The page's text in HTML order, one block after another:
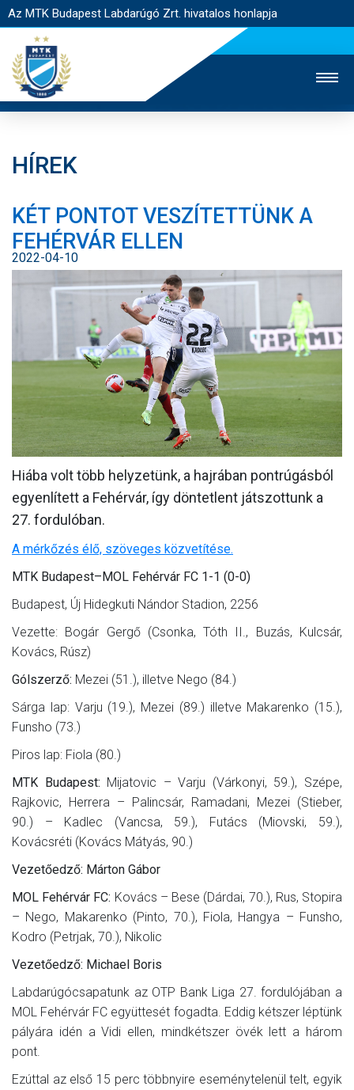
Az MTK Budapest Labdarúgó Zrt. hivatalos honlapja
JEGYÉRTÉKESÍTÉS
WEBSHOP
STADION
EGYESÜLET
NYITÓLAP
HÍREK
CSAPATOK
MÉRKŐZÉSEK
KLUB
GALÉRIA
SZURKOLÓI ÉLMÉNYEK
AKKREDITÁCIÓ
HÍREK
KÉT PONTOT VESZÍTETTÜNK A
FEHÉRVÁR ELLEN
2022-04-10
Hiába volt több helyzetünk, a hajrában pontrúgásból
egyenlített a Fehérvár, így döntetlent játszottunk a
27. fordulóban.
A mérkőzés élő, szöveges közvetítése.
MTK Budapest–MOL Fehérvár FC 1-1 (0-0)
Budapest, Új Hidegkuti Nándor Stadion, 2256
Vezette: Bogár Gergő (Csonka, Tóth II., Buzás, Kulcsár,
Kovács, Rúsz)
Gólszerző: Mezei (51.), illetve Nego (84.)
Sárga lap: Varju (19.), Mezei (89.) illetve Makarenko (15.),
Funsho (73.)
Piros lap: Fiola (80.)
MTK Budapest: Mijatovic – Varju (Várkonyi, 59.), Szépe,
Rajkovic, Herrera – Palincsár, Ramadani, Mezei (Stieber,
90.) – Kadlec (Vancsa, 59.), Futács (Miovski, 59.),
Kovácsréti (Kovács Mátyás, 90.)
Vezetőedző: Márton Gábor
MOL Fehérvár FC: Kovács – Bese (Dárdai, 70.), Rus, Stopira
– Nego, Makarenko (Pinto, 70.), Fiola, Hangya – Funsho,
Kodro (Petrjak, 70.), Nikolic
Vezetőedző: Michael Boris
Labdarúgócsapatunk az OTP Bank Liga 27. fordulójában a
MOL Fehérvár FC együttesét fogadta. Eddig kétszer léptünk
pályára idén a Vidi ellen, mindkétszer övék lett a három
pont.
Ezúttal az első 15 perc többnyire eseménytelenül telt, egyik